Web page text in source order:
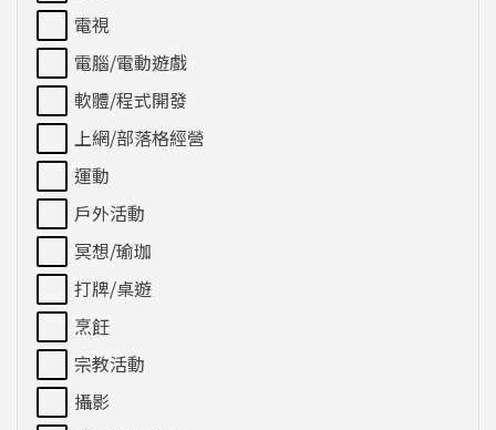
電視
電腦/電動遊戲
軟體/程式開發
上網/部落格經營
運動
戶外活動
冥想/瑜珈
打牌/桌遊
烹飪
宗教活動
攝影